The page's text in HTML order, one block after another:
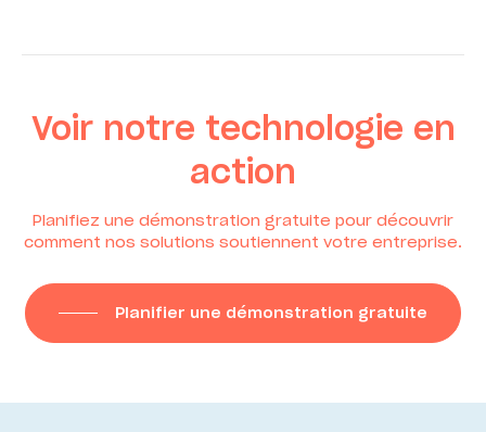
Voir notre technologie en
action
Planifiez une démonstration gratuite pour découvrir
comment nos solutions soutiennent votre entreprise.
Planifier une démonstration gratuite